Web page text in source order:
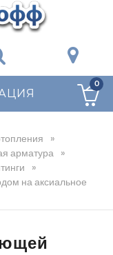
0
»
арматура »
»
на аксиальное